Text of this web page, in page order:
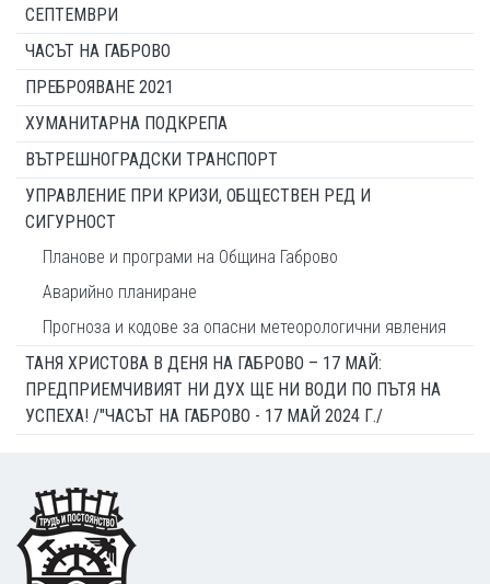
СЕПТЕМВРИ
ЧАСЪТ НА ГАБРОВО
ПРЕБРОЯВАНЕ 2021
ХУМАНИТАРНА ПОДКРЕПА
ВЪТРЕШНОГРАДСКИ ТРАНСПОРТ
УПРАВЛЕНИЕ ПРИ КРИЗИ, ОБЩЕСТВЕН РЕД И
СИГУРНОСТ
Планове и програми на Община Габрово
Аварийно планиране
Прогноза и кодове за опасни метеорологични явления
ТАНЯ ХРИСТОВА В ДЕНЯ НА ГАБРОВО – 17 МАЙ:
ПРЕДПРИЕМЧИВИЯТ НИ ДУХ ЩЕ НИ ВОДИ ПО ПЪТЯ НА
УСПЕХА! /"ЧАСЪТ НА ГАБРОВО - 17 МАЙ 2024 Г./
Footer